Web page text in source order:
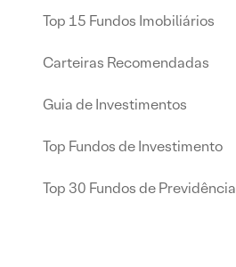
Top 15 Fundos Imobiliários
Carteiras Recomendadas
Guia de Investimentos
Top Fundos de Investimento
Top 30 Fundos de Previdência